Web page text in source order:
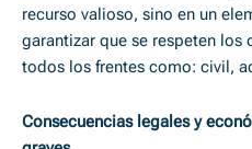
recurso valioso, sino en un
garantizar que se respeten los
todos los frentes como: civil,
Consecuencias legales y